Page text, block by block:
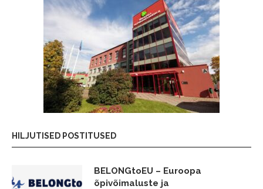
HILJUTISED POSTITUSED
BELONGtoEU – Euroopa
õpivõimaluste ja